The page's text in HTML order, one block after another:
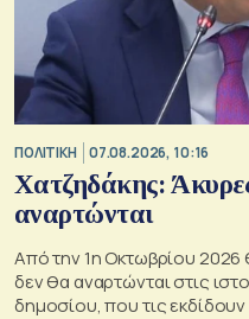
ΠΟΛΙΤΙΚΗ 07.08.2026, 10:16
Χατζηδάκης:
αναρτώνται
Από την 1η Οκτωβρίου 2026
δεν θα αναρτώνται στις
δημοσίου, που τις εκδίδουν